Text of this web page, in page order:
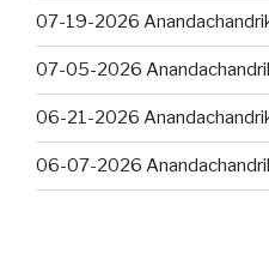
07-19-2026
07-05-2026
06-21-2026
06-07-2026